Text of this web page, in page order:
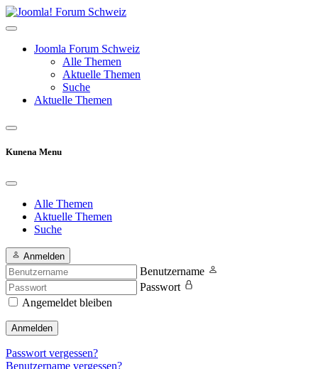
Joomla Forum Schweiz
Alle Themen
Aktuelle Themen
Suche
Aktuelle Themen
Kunena Menu
Alle Themen
Aktuelle Themen
Suche
Anmelden
Benutzername
Passwort
Angemeldet bleiben
Anmelden
Passwort vergessen?
Benutzername vergessen?